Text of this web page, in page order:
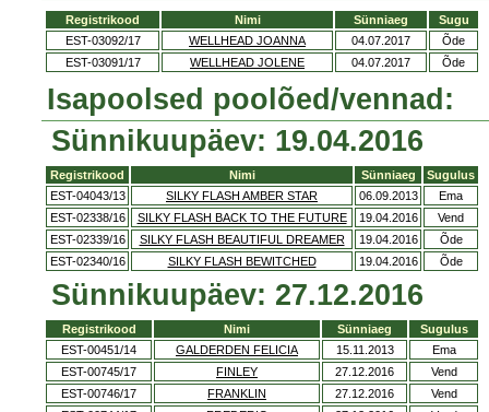
Registrikood Nimi Sünniaeg
Sugu
EST-03092/17
WELLHEAD JOANNA 04.07.2017
Õde
EST-03091/17
WELLHEAD JOLENE 04.07.2017 Õde
Isapoolsed poolõed/vennad:
Sünnikuupäev: 19.04.2016
Registrikood Nimi Sünniaeg
Sugulus
EST-04043/13
SILKY FLASH AMBER STAR 06.09.2013
Ema
EST-02338/16
SILKY FLASH BACK TO THE FUTURE 19.04.2016
Vend
EST-02339/16
SILKY FLASH BEAUTIFUL DREAMER 19.04.2016
Õde
EST-02340/16
SILKY FLASH BEWITCHED 19.04.2016 Õde
Sünnikuupäev: 27.12.2016
Registrikood Nimi Sünniaeg
Sugulus
EST-00451/14
GALDERDEN FELICIA 15.11.2013
Ema
EST-00745/17
FINLEY 27.12.2016
Vend
EST-00746/17
FRANKLIN 27.12.2016
Vend